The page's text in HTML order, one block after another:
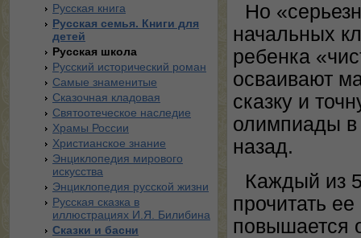
Русская книга
Русская семья. Книги для
детей
Русская школа
Русский исторический роман
Самые знаменитые
Сказочная кладовая
Святоотеческое наследие
Храмы России
Христианское знание
Энциклопедия мирового
искусства
Энциклопедия русской жизни
Русская сказка в
иллюстрациях И.Я. Билибина
Сказки и басни
Но
начальных
ребенка
осваивают
сказку и
олимпиады в
назад.
Каждый из
прочитать
повышается